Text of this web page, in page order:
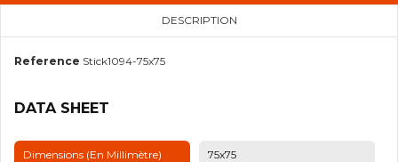
DESCRIPTION
Reference Stick1094-75x75
DATA SHEET
Dimensions (en Millimètre) 75x75